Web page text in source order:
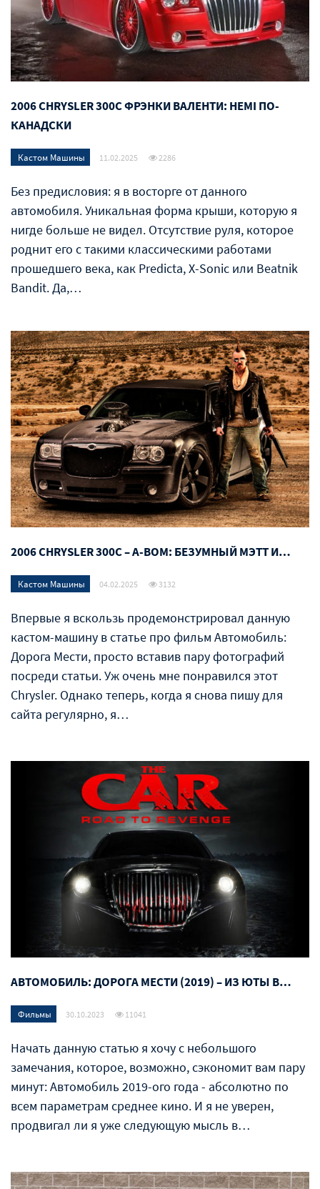
2006 CHRYSLER 300C ФРЭНКИ ВАЛЕНТИ: HEMI ПО-
КАНАДСКИ
Кастом Машины 11.02.2025 2286
Без предисловия: я в восторге от данного
автомобиля. Уникальная форма крыши, которую я
нигде больше не видел. Отсутствие руля, которое
роднит его с такими классическими работами
прошедшего века, как Predicta, X-Sonic или Beatnik
Bandit. Да,…
2006 CHRYSLER 300C – A-BOM: БЕЗУМНЫЙ МЭТТ И…
Кастом Машины 04.02.2025 3132
Впервые я вскользь продемонстрировал данную
кастом-машину в статье про фильм Автомобиль:
Дорога Мести, просто вставив пару фотографий
посреди статьи. Уж очень мне понравился этот
Chrysler. Однако теперь, когда я снова пишу для
сайта регулярно, я…
АВТОМОБИЛЬ: ДОРОГА МЕСТИ (2019) – ИЗ ЮТЫ В…
Фильмы 30.10.2023 11041
Начать данную статью я хочу с небольшого
замечания, которое, возможно, сэкономит вам пару
минут: Автомобиль 2019-ого года - абсолютно по
всем параметрам среднее кино. И я не уверен,
продвигал ли я уже следующую мысль в…